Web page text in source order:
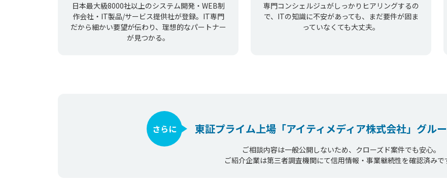
日本最大級8000社以上のシステム開発・WEB制
作会社・IT製品/サービス提供社が登録。IT専門
だから細かい要望が伝わり、理想的なパートナー
が見つかる。
専門コンシェルジュがしっかりヒアリングするの
で、ITの知識に不安があっても、まだ要件が固ま
っていなくても大丈夫。
東証プライム上場 「アイティメディア株式会社」 グル
さらに
ご相談内容は一般公開しないため、クローズド案件でも安心。
ご紹介企業は第三者調査機関にて信用情報・事業継続性を確認済みで